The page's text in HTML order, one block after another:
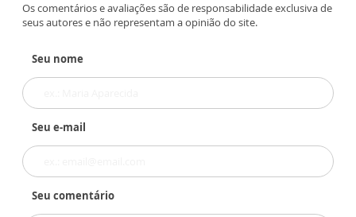
Os comentários e avaliações são de responsabilidade exclusiva de
seus autores e não representam a opinião do site.
Seu nome
Seu e-mail
Seu comentário